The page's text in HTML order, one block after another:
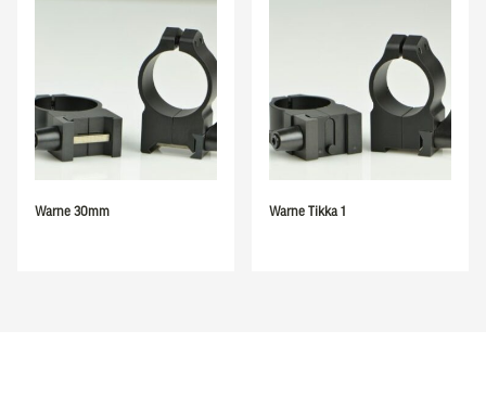
Warne 30mm Warne Tikka 1